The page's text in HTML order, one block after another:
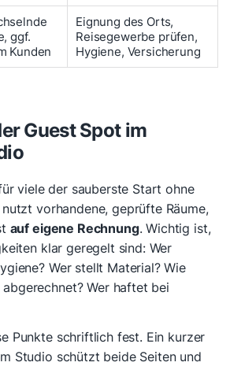
ggf.
Kunden
Eignung des Orts,
Reisegewerbe prüfen,
Hygiene, Versicherung
Guest Spot im
viele der sauberste Start ohne
vorhandene, geprüfte Räume,
auf eigene Rechnung. Wichtig ist,
klar geregelt sind: Wer
Wer stellt Material? Wie
Wer haftet bei
Punkte schriftlich fest. Ein kurzer
Studio schützt beide Seiten und